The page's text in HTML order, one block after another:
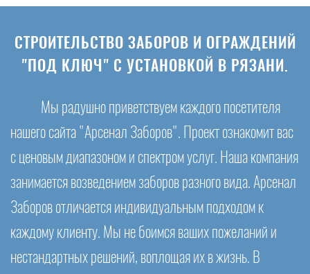
СТРОИТЕЛЬСТВО ЗАБОРОВ И ОГРАЖДЕНИЙ
"ПОД КЛЮЧ" С УСТАНОВКОЙ В РЯЗАНИ.
Мы радушно приветствуем каждого посетителя
нашего сайта "Арсенал Заборов". Проект ознакомит вас
с ценовым диапазоном и спектром услуг. Наша компания
занимается возведением заборов разного вида. Арсенал
Заборов отличается индивидуальным подходом к
каждому клиенту. Мы не боимся ваших пожеланий и
нестандартных решений, воплощая их в жизнь. В